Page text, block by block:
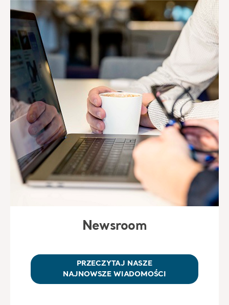
Newsroom
PRZECZYTAJ NASZE
NAJNOWSZE WIADOMOŚCI